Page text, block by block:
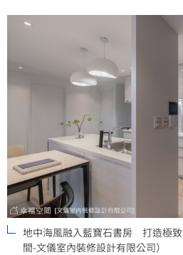
地中海風融入藍寶石書房 打造極
間-文儀室內裝修設計有限公司）